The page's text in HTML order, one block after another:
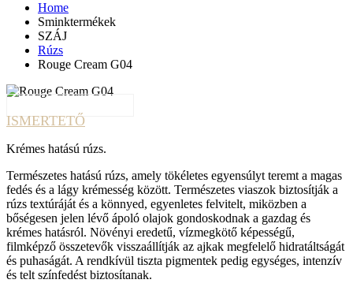
Home
Sminktermékek
SZÁJ
Rúzs
Rouge Cream G04
ISMERTETŐ
Krémes hatású rúzs.
Természetes hatású rúzs, amely tökéletes egyensúlyt teremt a magas
fedés és a lágy krémesség között. Természetes viaszok biztosítják a
rúzs textúráját és a könnyed, egyenletes felvitelt, miközben a
bőségesen jelen lévő ápoló olajok gondoskodnak a gazdag és
krémes hatásról. Növényi eredetű, vízmegkötő képességű,
filmképző összetevők visszaállítják az ajkak megfelelő hidratáltságát
és puhaságát. A rendkívül tiszta pigmentek pedig egységes, intenzív
és telt színfedést biztosítanak.